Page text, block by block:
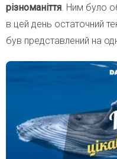
різноманіття. Ним було
в цей день остаточний
був представлений на